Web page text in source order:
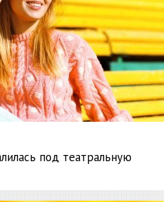
под театральную